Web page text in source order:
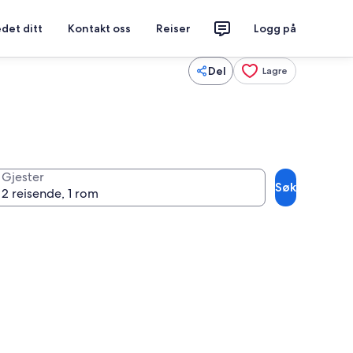
ditt Kontakt oss Reiser Logg på
Del Lagre
Gjester
Søk